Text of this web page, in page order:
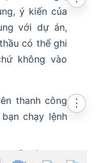
ý kiến của
với dự án,
có thể ghi
không vào
thanh công
chạy lệnh
⋮